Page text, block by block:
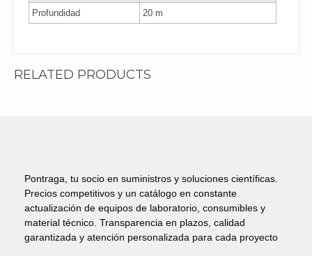
Profundidad
20 m
RELATED PRODUCTS
Pontraga, tu socio en suministros y soluciones científicas.
Precios competitivos y un catálogo en constante
actualización de equipos de laboratorio, consumibles y
material técnico. Transparencia en plazos, calidad
garantizada y atención personalizada para cada proyecto